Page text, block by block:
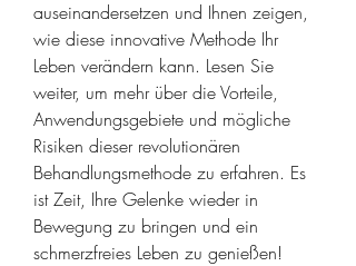
auseinandersetzen und Ihnen zeigen,
wie diese innovative Methode Ihr
Leben verändern kann. Lesen Sie
weiter, um mehr über die Vorteile,
Anwendungsgebiete und mögliche
Risiken dieser revolutionären
Behandlungsmethode zu erfahren. Es
ist Zeit, Ihre Gelenke wieder in
Bewegung zu bringen und ein
schmerzfreies Leben zu genießen!